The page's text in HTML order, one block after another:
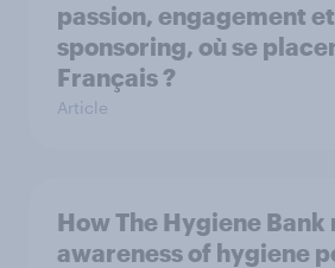
passion, engagement et
sponsoring, où se
Français ?
Article
How The Hygiene Bank
awareness of hygiene